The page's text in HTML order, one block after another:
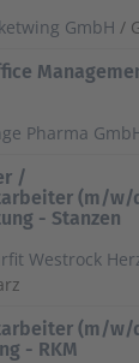
GmbH /
Pharma
/
(m/w/
- Stanzen
Westrock
(m/w/
- RKM